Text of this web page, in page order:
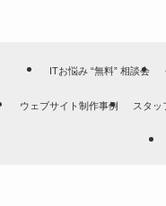
ITお悩み “無料” 相談会
ウェブサイト制作事例 スタッ